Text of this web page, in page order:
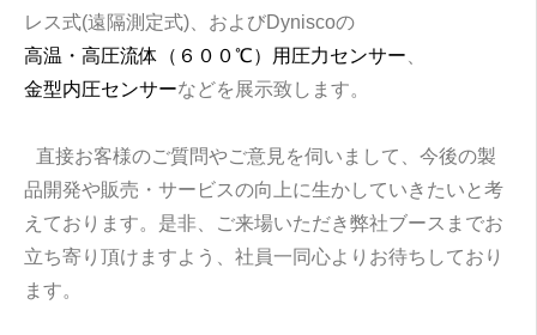
レス式(遠隔測定式)、およびDyniscoの
高温・高圧流体（６００℃）用圧力センサー
金型内圧センサーなどを展示致します。
直接お客様のご質問やご意見を伺いまして、今後の製
品開発や販売・サービスの向上に生かしていきたいと考
えております。是非、ご来場いただき弊社ブースまでお
立ち寄り頂けますよう、社員一同心よりお待ちしており
ます。